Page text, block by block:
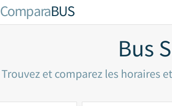
ComparaBUS
Bus
Trouvez et comparez les horaires